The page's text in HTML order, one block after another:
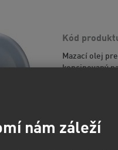
Kód
Mazací olej
koncipovaný
základových
100
nám záleží